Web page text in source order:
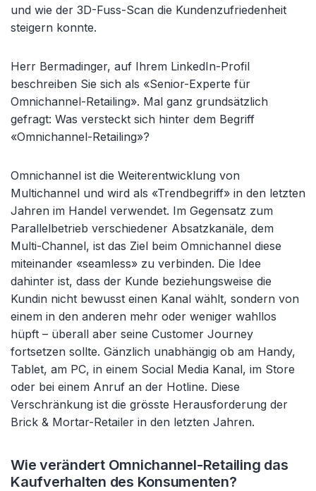
und wie der 3D-Fuss-Scan die Kundenzufriedenheit
steigern konnte.
Herr Bermadinger, auf Ihrem LinkedIn-Profil
beschreiben Sie sich als «Senior-Experte für
Omnichannel-Retailing». Mal ganz grundsätzlich
gefragt: Was versteckt sich hinter dem Begriff
«Omnichannel-Retailing»?
Omnichannel ist die Weiterentwicklung von
Multichannel und wird als «Trendbegriff» in den letzten
Jahren im Handel verwendet. Im Gegensatz zum
Parallelbetrieb verschiedener Absatzkanäle, dem
Multi-Channel, ist das Ziel beim Omnichannel diese
miteinander «seamless» zu verbinden. Die Idee
dahinter ist, dass der Kunde beziehungsweise die
Kundin nicht bewusst einen Kanal wählt, sondern von
einem in den anderen mehr oder weniger wahllos
hüpft – überall aber seine Customer Journey
fortsetzen sollte. Gänzlich unabhängig ob am Handy,
Tablet, am PC, in einem Social Media Kanal, im Store
oder bei einem Anruf an der Hotline. Diese
Verschränkung ist die grösste Herausforderung der
Brick & Mortar-Retailer in den letzten Jahren.
Wie verändert Omnichannel-Retailing das
Kaufverhalten des Konsumenten?